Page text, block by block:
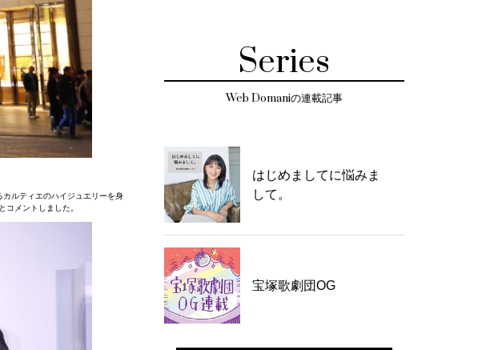
ルティエのハイジュエリーを身
メントしました。
Series
Web Domaniの連載記事
はじめましてに悩みま
して。
宝塚歌劇団OG